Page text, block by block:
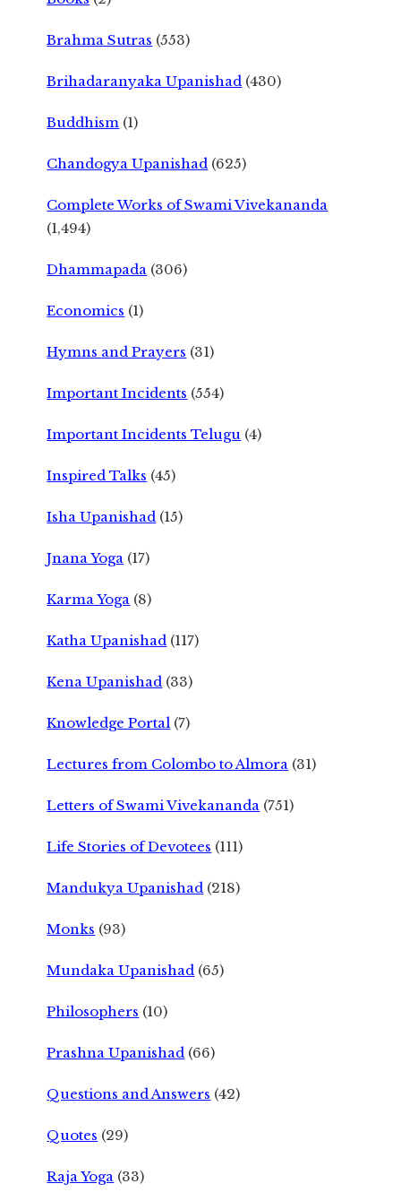
Brahma Sutras (553)
Brihadaranyaka Upanishad (430)
Buddhism (1)
Chandogya Upanishad (625)
Complete Works of Swami Vivekananda
(1,494)
Dhammapada (306)
Economics (1)
Hymns and Prayers (31)
Important Incidents (554)
Important Incidents Telugu (4)
Inspired Talks (45)
Isha Upanishad (15)
Jnana Yoga (17)
Karma Yoga (8)
Katha Upanishad (117)
Kena Upanishad (33)
Knowledge Portal (7)
Lectures from Colombo to Almora (31)
Letters of Swami Vivekananda (751)
Life Stories of Devotees (111)
Mandukya Upanishad (218)
Monks (93)
Mundaka Upanishad (65)
Philosophers (10)
Prashna Upanishad (66)
Questions and Answers (42)
Quotes (29)
Raja Yoga (33)